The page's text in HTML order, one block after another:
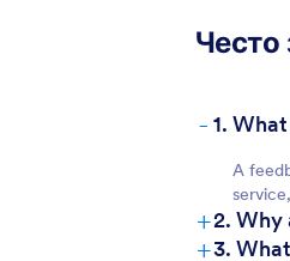
Често
- 1.
A
+2.
+3.